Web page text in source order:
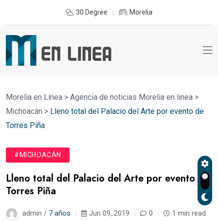
30 Degree Morelia
Morelia en Línea > Agencia de noticias Morelia en linea >
Michoacán > Lleno total del Palacio del Arte por evento de
Torres Piña
#MICHOACÁN
Lleno total del Palacio del Arte por evento de
Torres Piña
admin / 7 años Jun 09, 2019 0 1 min read